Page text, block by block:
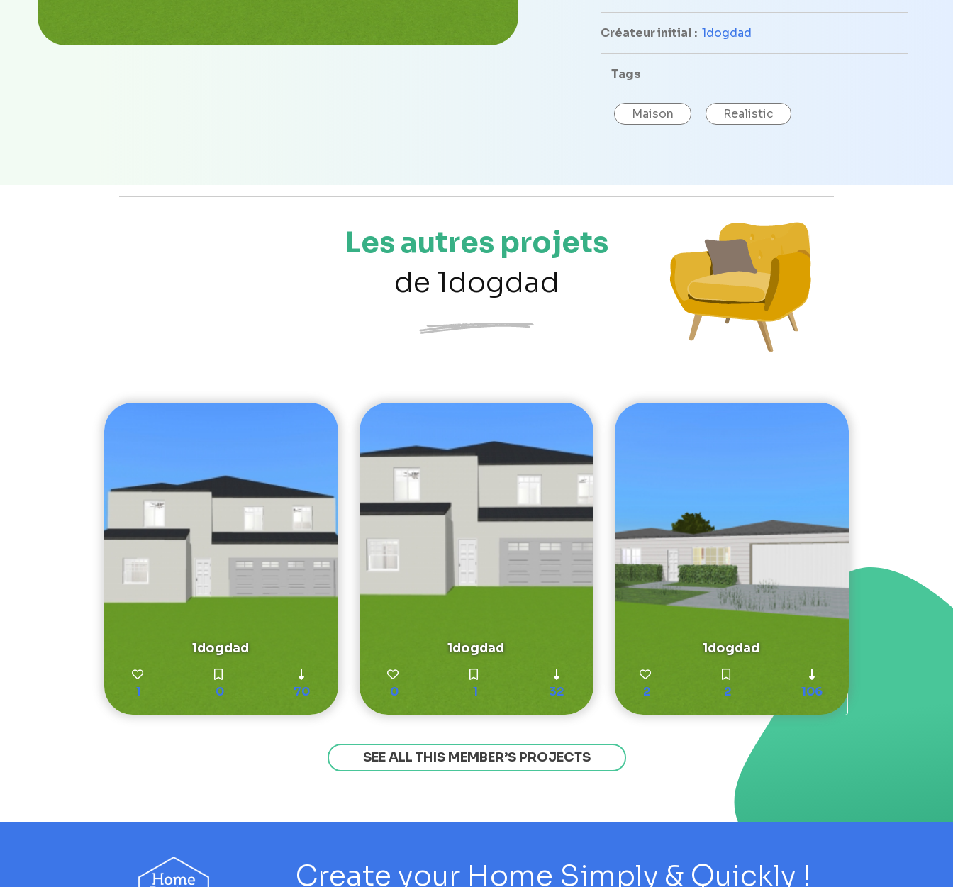
Créateur initial : 1dogdad
Tags
Maison Realistic
Les autres projets
de 1dogdad
1dogdad
1 0 70
1dogdad
0 1 32
1dogdad
2 2 106
SEE ALL THIS MEMBER’S PROJECTS
Create your Home Simply & Quickly !